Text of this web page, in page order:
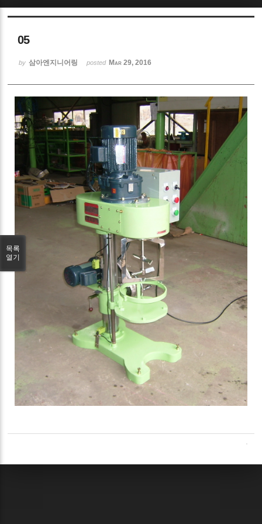
05
by 삼아엔지니어링 posted Mar 29, 2016
목록
열기
Sketchbook5, 스케치북5
Sketchbook5, 스케치북5